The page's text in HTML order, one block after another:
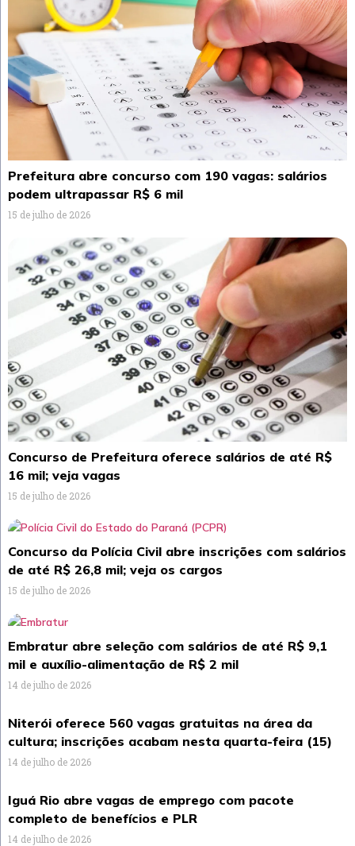
Prefeitura abre concurso com 190 vagas: salários
podem ultrapassar R$ 6 mil
15 de julho de 2026
Concurso de Prefeitura oferece salários de até R$
16 mil; veja vagas
15 de julho de 2026
Concurso da Polícia Civil abre inscrições com salários
de até R$ 26,8 mil; veja os cargos
15 de julho de 2026
Embratur abre seleção com salários de até R$ 9,1
mil e auxílio-alimentação de R$ 2 mil
14 de julho de 2026
Niterói oferece 560 vagas gratuitas na área da
cultura; inscrições acabam nesta quarta-feira (15)
14 de julho de 2026
Iguá Rio abre vagas de emprego com pacote
completo de benefícios e PLR
14 de julho de 2026